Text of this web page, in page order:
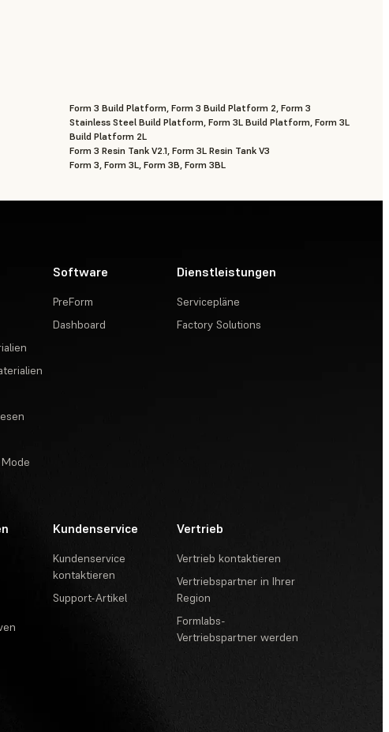
Form 3 Build Platform, Form 3 Build Platform 2, Form 3
Stainless Steel Build Platform, Form 3L Build Platform, Form 3L
Build Platform 2L
Form 3 Resin Tank V2.1, Form 3L Resin Tank V3
Form 3, Form 3L, Form 3B, Form 3BL
Software
PreForm
Dashboard
Dienstleistungen
Servicepläne
Factory Solutions
Kundenservice
Kundenservice
kontaktieren
Support-Artikel
Vertrieb
Vertrieb kontaktieren
Vertriebspartner in Ihrer
Region
Formlabs-
Vertriebspartner werden